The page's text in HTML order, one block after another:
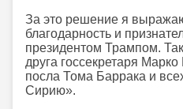
За это решение я
благодарность и
президентом Трампом.
друга госсекретаря
посла Тома Баррака и
Сирию».